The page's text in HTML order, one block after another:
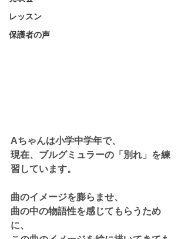
レッスン
保護者の声
Aちゃんは小学中学年で、
現在、ブルグミュラーの「別れ」を練
習しています。
曲のイメージを膨らませ、
曲の中の物語性を感じてもらうため
に、